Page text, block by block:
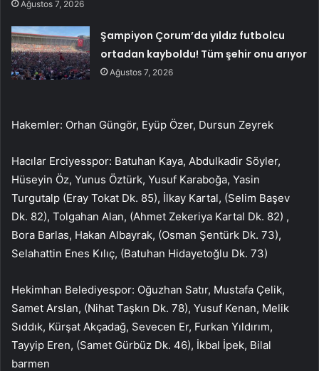
Ağustos 7, 2026
Şampiyon Çorum’da yıldız futbolcu
ortadan kayboldu! Tüm şehir onu arıyor
Ağustos 7, 2026
Hakemler: Orhan Güngör, Eyüp Özer, Dursun Zeyrek
Hacılar Erciyesspor: Batuhan Kaya, Abdulkadir Söyler,
Hüseyin Öz, Yunus Öztürk, Yusuf Karaboğa, Yasin
Turgutalp (Eray Tokat Dk. 85), İlkay Kartal, (Selim Başev
Dk. 82), Tolgahan Alan, (Ahmet Zekeriya Kartal Dk. 82) ,
Bora Barlas, Hakan Albayrak, (Osman Şentürk Dk. 73),
Selahattin Enes Kılıç, (Batuhan Hidayetoğlu Dk. 73)
Hekimhan Belediyespor: Oğuzhan Satır, Mustafa Çelik,
Samet Arslan, (Nihat Taşkın Dk. 78), Yusuf Kenan, Melik
Sıddık, Kürşat Akçadağ, Sevecen Er, Furkan Yıldırım,
Tayyip Eren, (Samet Gürbüz Dk. 46), İkbal İpek, Bilal
barmen